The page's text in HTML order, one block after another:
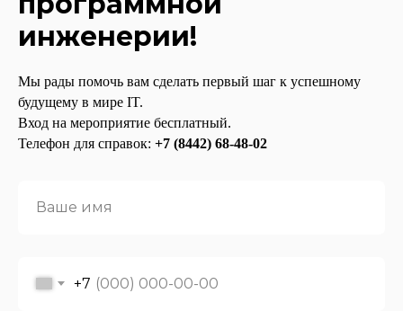
инженерии!
Мы рады помочь вам сделать первый шаг к успешному
будущему в мире IT.
Вход на мероприятие бесплатный.
Телефон для справок: +7 (8442) 68-48-02
+7